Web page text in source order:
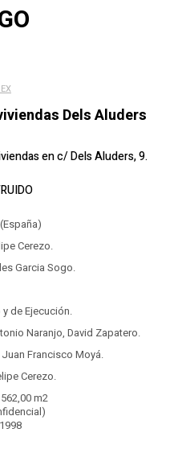
Dels Aluders
en c/ Dels Aluders, 9.
Cerezo.
Garcia Sogo.
de Ejecución.
Naranjo, David Zapatero.
Francisco Moyá.
Cerezo.
m2